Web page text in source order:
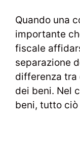
Quando una
importante
fiscale
separazione
differenza tra
dei beni. Nel
beni, tutto